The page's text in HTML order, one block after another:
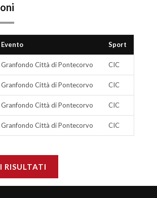
Evento Sport
Granfondo Città di Pontecorvo CIC
Granfondo Città di Pontecorvo CIC
Granfondo Città di Pontecorvo CIC
Granfondo Città di Pontecorvo CIC
RISULTATI